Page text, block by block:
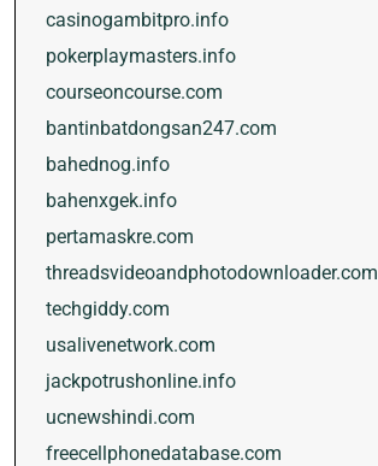
casinogambitpro.info
pokerplaymasters.info
courseoncourse.com
bantinbatdongsan247.com
bahednog.info
bahenxgek.info
pertamaskre.com
threadsvideoandphotodownloader.com
techgiddy.com
usalivenetwork.com
jackpotrushonline.info
ucnewshindi.com
freecellphonedatabase.com